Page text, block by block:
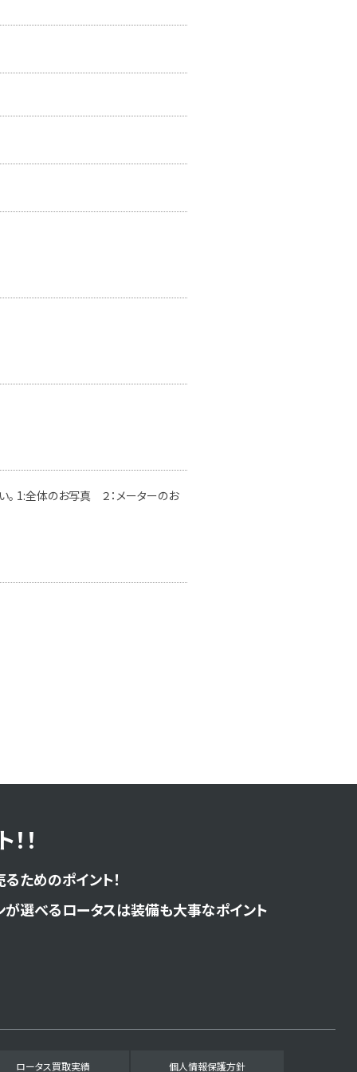
1:全体のお写真 ２：メーターのお
！
ためのポイント！
が選べるロータスは装備も大事なポイント
ロータス買取実績 個人情報保護方針